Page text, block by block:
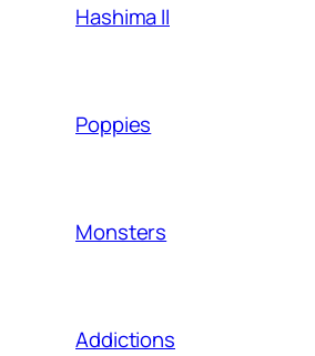
Hashima II
Poppies
Monsters
Addictions